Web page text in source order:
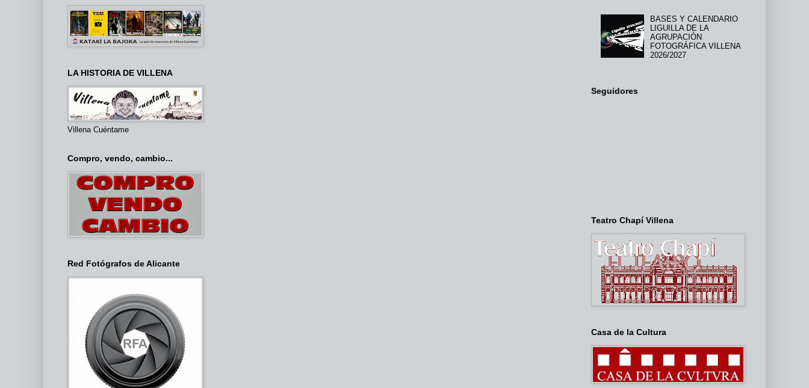
LA HISTORIA DE VILLENA
Villena Cuéntame
Compro, vendo, cambio...
Red Fotógrafos de Alicante
BASES Y CALENDARIO
LIGUILLA DE LA
AGRUPACIÓN
FOTOGRÁFICA VILLENA
2026/2027
Seguidores
Teatro Chapí Villena
Casa de la Cultura